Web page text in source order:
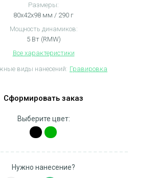
Размеры:
80х42х98 мм / 290 г
Мощность динамиков:
5 Вт (RMW)
Все характеристики
виды нанесений: Гравировка
Сформировать заказ
Выберите цвет:
Нужно нанесение?